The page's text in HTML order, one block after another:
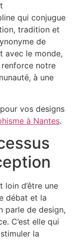
qui conjugue
tradition et
de
avec le monde,
notre
à une
vos designs
à Nantes.
d’être une
débat et la
parle de design,
C’est elle qui
la